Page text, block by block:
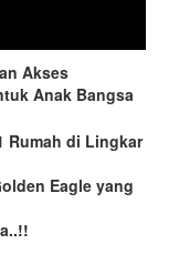
Akses
Anak Bangsa
Rumah di Lingkar
Eagle yang